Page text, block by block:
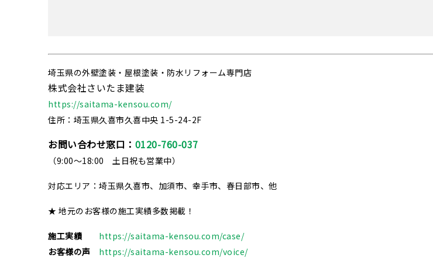
埼玉県の外壁塗装・屋根塗装・防水リフォーム専門店
株式会社さいたま建装
https://saitama-kensou.com/
住所：埼玉県久喜市久喜中央 1-5-24-2F
お問い合わせ窓口： 0120-760-037
（9:00～18:00 土日祝も営業中）
対応エリア：埼玉県久喜市、加須市、幸手市、春日部市、他
★ 地元のお客様の施工実績多数掲載！
施工実績
https://saitama-kensou.com/case/
お客様の声
https://saitama-kensou.com/voice/